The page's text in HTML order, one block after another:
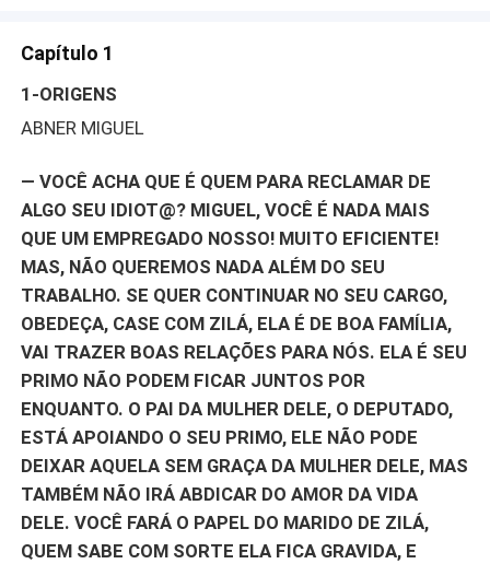
vida de todos.
Capítulo 1
1-ORIGENS
ABNER MIGUEL
— VOCÊ ACHA QUE É QUEM PARA RECLAMAR DE
ALGO SEU IDIOT@? MIGUEL, VOCÊ É NADA MAIS
QUE UM EMPREGADO NOSSO! MUITO EFICIENTE!
MAS, NÃO QUEREMOS NADA ALÉM DO SEU
TRABALHO. SE QUER CONTINUAR NO SEU CARGO,
OBEDEÇA, CASE COM ZILÁ, ELA É DE BOA FAMÍLIA,
VAI TRAZER BOAS RELAÇÕES PARA NÓS. ELA É SEU
PRIMO NÃO PODEM FICAR JUNTOS POR
ENQUANTO. O PAI DA MULHER DELE, O DEPUTADO,
ESTÁ APOIANDO O SEU PRIMO, ELE NÃO PODE
DEIXAR AQUELA SEM GRAÇA DA MULHER DELE, MAS
TAMBÉM NÃO IRÁ ABDICAR DO AMOR DA VIDA
DELE. VOCÊ FARÁ O PAPEL DO MARIDO DE ZILÁ,
QUEM SABE COM SORTE ELA FICA GRAVIDA, E